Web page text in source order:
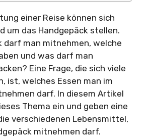
einer Reise können sich
um das Handgepäck stellen.
darf man mitnehmen, welche
und was darf man
Eine Frage, die sich viele
ist, welches Essen man im
darf. In diesem Artikel
Thema ein und geben eine
verschiedenen Lebensmittel,
mitnehmen darf.